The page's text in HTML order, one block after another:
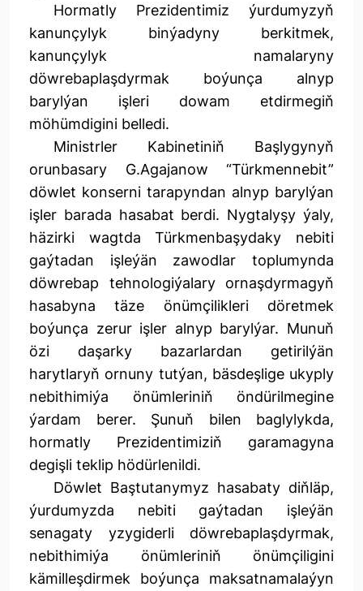
Hormatly Prezidentimiz ýurdumyzyň
kanunçylyk binýadyny berkitmek,
kanunçylyk namalaryny
döwrebaplaşdyrmak boýunça alnyp
barylýan işleri dowam etdirmegiň
möhümdigini belledi.
Ministrler Kabinetiniň Başlygynyň
orunbasary G.Agajanow “Türkmennebit”
döwlet konserni tarapyndan alnyp barylýan
işler barada hasabat berdi. Nygtalyşy ýaly,
häzirki wagtda Türkmenbaşydaky nebiti
gaýtadan işleýän zawodlar toplumynda
döwrebap tehnologiýalary ornaşdyrmagyň
hasabyna täze önümçilikleri döretmek
boýunça zerur işler alnyp barylýar. Munuň
özi daşarky bazarlardan getirilýän
harytlaryň ornuny tutýan, bäsdeşlige ukyply
nebithimiýa önümleriniň öndürilmegine
ýardam berer. Şunuň bilen baglylykda,
hormatly Prezidentimiziň garamagyna
degişli teklip hödürlenildi.
Döwlet Baştutanymyz hasabaty diňläp,
ýurdumyzda nebiti gaýtadan işleýän
senagaty yzygiderli döwrebaplaşdyrmak,
nebithimiýa önümleriniň önümçiligini
kämilleşdirmek boýunça maksatnamalaýyn